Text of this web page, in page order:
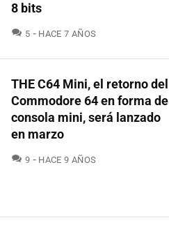
8 bits
5 COMENTARIOS
HACE 7 AÑOS
THE C64 Mini, el retorno del
Commodore 64 en forma de
consola mini, será lanzado
en marzo
9 COMENTARIOS
HACE 9 AÑOS